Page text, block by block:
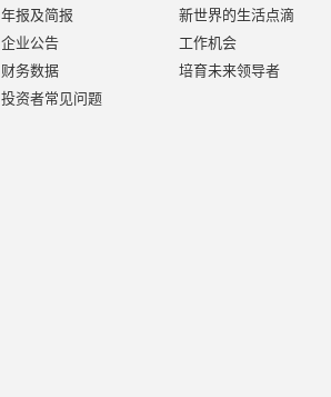
年报及简报
企业公告
财务数据
投资者常见问题
新世界的生活点滴
工作机会
培育未来领导者